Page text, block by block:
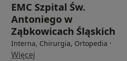
EMC Szpital Św.
Antoniego w
Ząbkowicach Śląskich
Interna, Chirurgia, Ortopedia ·
Więcej